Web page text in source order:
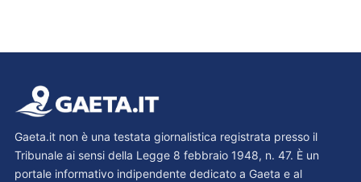
Gaeta.it non è una testata giornalistica registrata presso il
Tribunale ai sensi della Legge 8 febbraio 1948, n. 47. È un
portale informativo indipendente dedicato a Gaeta e al